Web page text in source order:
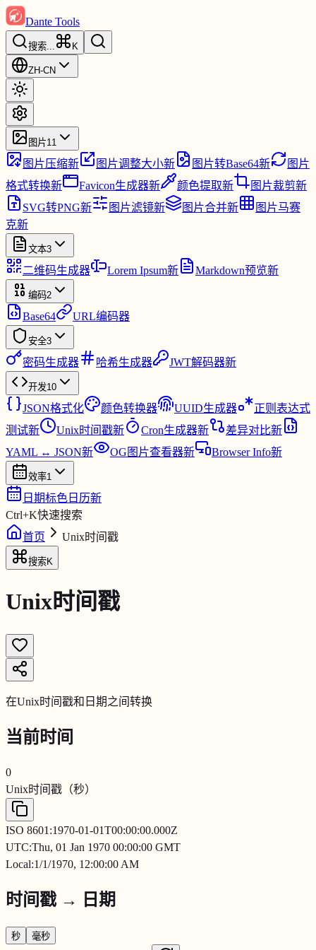
Dante Tools
搜索... K
ZH-CN
图片11
图片压缩新 图片调整大小新 图片转Base64新
图片
格式转换新 Favicon生成器新 颜色提取新 图片裁剪新
SVG转PNG新 图片滤镜新 图片合并新
图片马赛
克新
文本3
二维码生成器 Lorem Ipsum新 Markdown预览新
编码2
Base64 URL编码器
安全3
密码生成器 哈希生成器 JWT解码器新
开发10
JSON格式化 颜色转换器 UUID生成器
正则表达式
测试新 Unix时间戳新 Cron生成器新 差异对比新
YAML ↔ JSON新 OG图片查看器新 Browser Info新
效率1
日期标色日历新
Ctrl+K快速搜索
首页
Unix时间戳
搜索K
Unix时间戳
在Unix时间戳和日期之间转换
当前时间
0
Unix时间戳（秒）
ISO 8601:1970-01-01T00:00:00.000Z
UTC:Thu, 01 Jan 1970 00:00:00 GMT
Local:1/1/1970, 12:00:00 AM
时间戳 → 日期
秒 毫秒